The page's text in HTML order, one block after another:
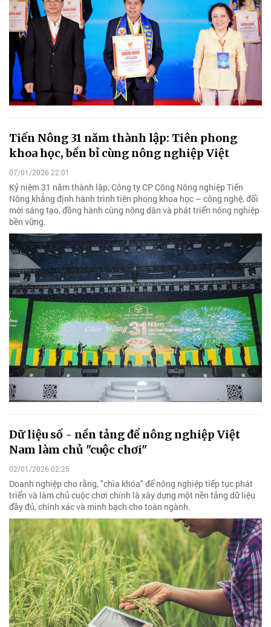
Tiến Nông 31 năm thành lập: Tiên phong
khoa học, bền bỉ cùng nông nghiệp Việt
07/01/2026 22:01
Kỷ niệm 31 năm thành lập, Công ty CP Công Nông nghiệp Tiến
Nông khẳng định hành trình tiên phong khoa học – công nghệ, đổi
mới sáng tạo, đồng hành cùng nông dân và phát triển nông nghiệp
bền vững.
Dữ liệu số - nền tảng để nông nghiệp Việt
Nam làm chủ "cuộc chơi"
02/01/2026 02:25
Doanh nghiệp cho rằng, "chìa khóa" để nông nghiệp tiếp tục phát
triển và làm chủ cuộc chơi chính là xây dựng một nền tảng dữ liệu
đầy đủ, chính xác và minh bạch cho toàn ngành.